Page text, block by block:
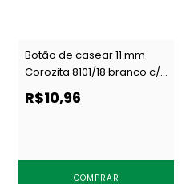
Botão de casear 11 mm
Corozita 8101/18 branco c/
144 un
R$10,96
COMPRAR